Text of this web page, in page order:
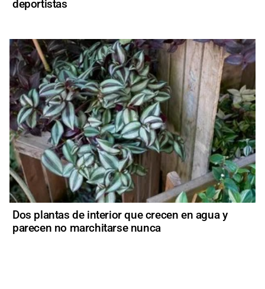
deportistas
Dos plantas de interior que crecen en agua y
parecen no marchitarse nunca